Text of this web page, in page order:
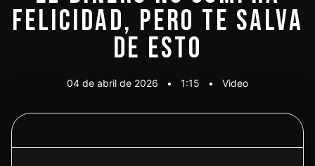
FELICIDAD, PERO TE SALVA
DE ESTO
04 de abril de 2026 • 1:15 • Video